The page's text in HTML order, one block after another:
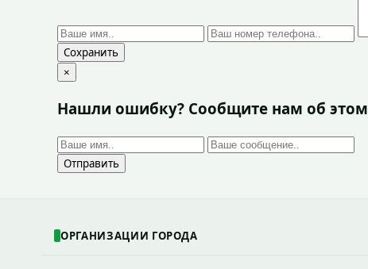
Сохранить
×
Нашли ошибку? Сообщите нам об этом
Отправить
ОРГАНИЗАЦИИ ГОРОДА